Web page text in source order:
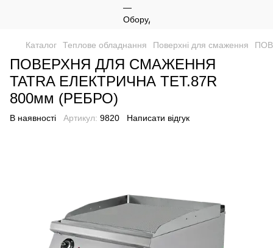
Каталог Теплове обладнання Поверхні для смаження
ПОВЕРХНЯ ДЛЯ СМАЖЕННЯ
TATRA ЕЛЕКТРИЧНА TET.87R
800мм (РЕБРО)
В наявності Артикул: 9820 Написати відгук